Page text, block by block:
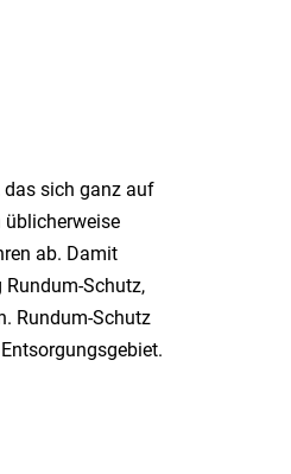
das sich ganz auf
ab. Damit
Schutz,
Rundum-Schutz